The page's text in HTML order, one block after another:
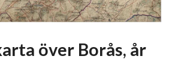
över Borås, år